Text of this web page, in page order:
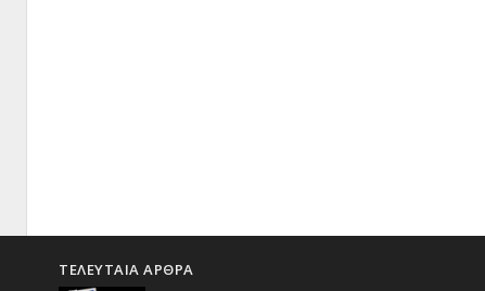
ΤΕΛΕΥΤΑΙΑ ΑΡΘΡΑ